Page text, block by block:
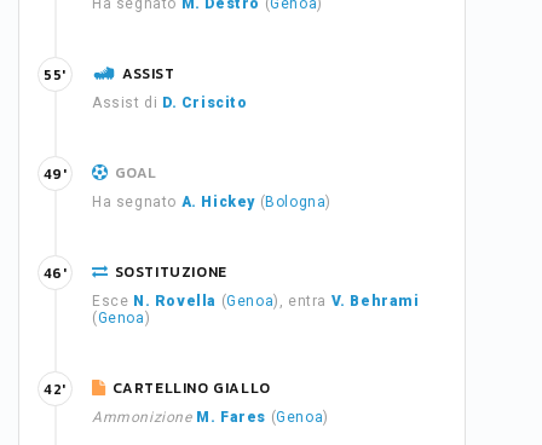
Ha segnato M. Destro (Genoa)
ASSIST
Assist di D. Criscito
55'
GOAL
Ha segnato A. Hickey ( Bologna)
49'
SOSTITUZIONE
Esce N. Rovella (Genoa), entra V. Behrami
(Genoa)
46'
CARTELLINO GIALLO
Ammonizione M. Fares (Genoa)
42'